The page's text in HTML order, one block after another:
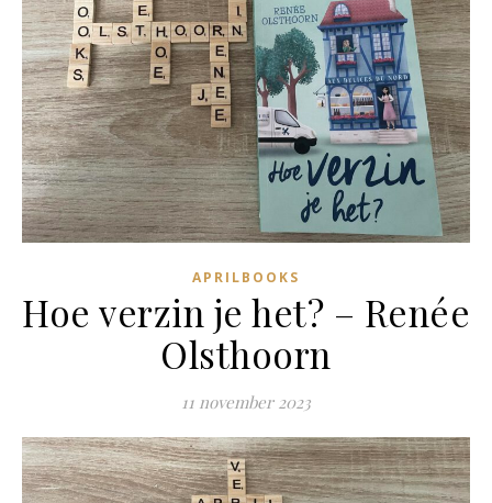
APRILBOOKS
Hoe verzin je het? – Renée
Olsthoorn
11 november 2023